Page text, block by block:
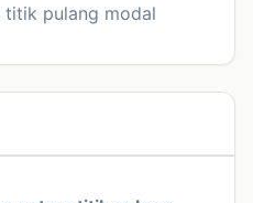
titik pulang modal